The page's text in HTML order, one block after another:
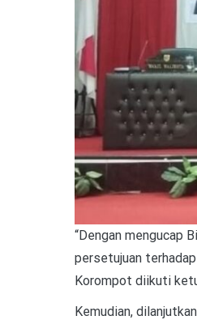
“Dengan mengucap
persetujuan
Korompot diikuti
Kemudian,